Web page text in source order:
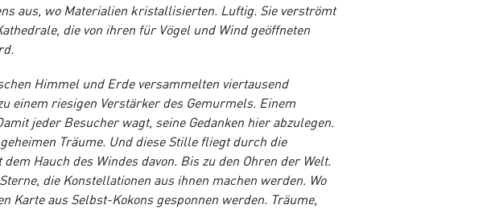
aus, wo Materialien kristallisierten. Luftig. Sie verströmt
die von ihren für Vögel und Wind geöffneten
Himmel und Erde versammelten viertausend
einem riesigen Verstärker des Gemurmels. Einem
jeder Besucher wagt, seine Gedanken hier abzulegen.
geheimen Träume. Und diese Stille fliegt durch die
Hauch des Windes davon. Bis zu den Ohren der Welt.
die Konstellationen aus ihnen machen werden. Wo
Karte aus Selbst-Kokons gesponnen werden. Träume,